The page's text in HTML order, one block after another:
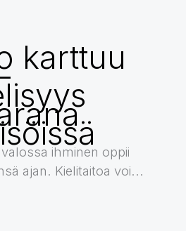
karttuu
ihminen oppii
ajan. Kielitaitoa voi...